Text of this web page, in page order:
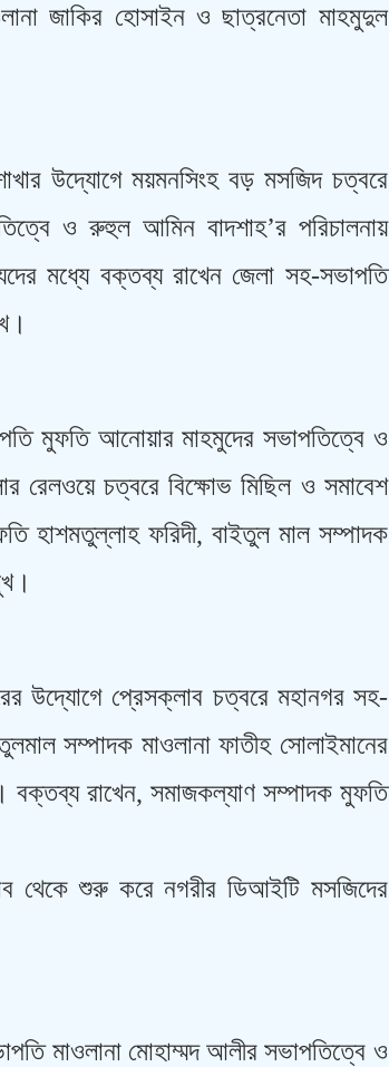
জাকির হোসাইন ও ছাত্রনেতা মাহমুদুল
উদ্যোগে ময়মনসিংহ বড় মসজিদ চত্বরে
ও রুহুল আমিন বাদশাহ’র পরিচালনায়
মধ্যে বক্তব্য রাখেন জেলা সহ-সভাপতি
মুফতি আনোয়ার মাহমুদের সভাপতিত্বে ও
রেলওয়ে চত্বরে বিক্ষোভ মিছিল ও সমাবেশ
হাশমতুল্লাহ ফরিদী, বাইতুল মাল সম্পাদক
উদ্যোগে প্রেসক্লাব চত্বরে মহানগর সহ-
সম্পাদক মাওলানা ফাতীহ সোলাইমানের
বক্তব্য রাখেন, সমাজকল্যাণ সম্পাদক মুফতি
থেকে শুরু করে নগরীর ডিআইটি মসজিদের
মাওলানা মোহাম্মদ আলীর সভাপতিত্বে ও